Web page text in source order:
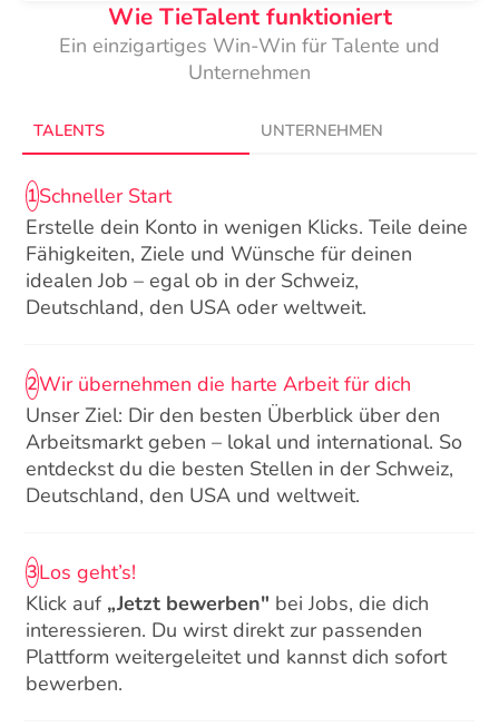
Wie TieTalent funktioniert
Ein einzigartiges Win-Win für Talente und
Unternehmen
TALENTS UNTERNEHMEN
1Schneller Start
Erstelle dein Konto in wenigen Klicks. Teile deine
Fähigkeiten, Ziele und Wünsche für deinen
idealen Job – egal ob in der Schweiz,
Deutschland, den USA oder weltweit.
2Wir übernehmen die harte Arbeit für dich
Unser Ziel: Dir den besten Überblick über den
Arbeitsmarkt geben – lokal und international. So
entdeckst du die besten Stellen in der Schweiz,
Deutschland, den USA und weltweit.
3Los geht’s!
Klick auf „Jetzt bewerben" bei Jobs, die dich
interessieren. Du wirst direkt zur passenden
Plattform weitergeleitet und kannst dich sofort
bewerben.